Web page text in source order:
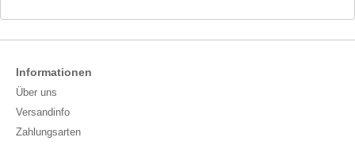
Informationen
Über uns
Versandinfo
Zahlungsarten